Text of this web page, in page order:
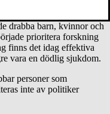
att dessa män på grund
drabba barn, kvinnor och
prioritera forskning
finns det idag effektiva
vara en dödlig sjukdom.
personer som
inte av politiker